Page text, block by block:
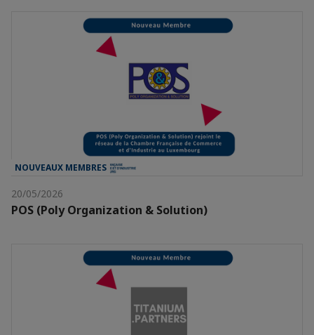
NOUVEAUX MEMBRES
20/05/2026
POS (Poly Organization & Solution)